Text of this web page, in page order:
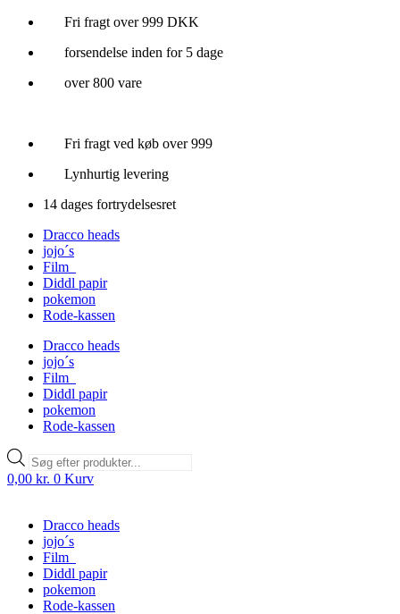
Videre
indhold
Fri fragt over 999 DKK
forsendelse inden for 5 dage
over 800 vare
Fri fragt ved køb over 999
Lynhurtig levering
14 dages fortrydelsesret
Dracco heads
jojo´s
Film
Diddl papir
pokemon
Rode-kassen
Dracco heads
jojo´s
Film
Diddl papir
pokemon
Rode-kassen
Products
search
0,00 kr. 0 Kurv
Dracco heads
jojo´s
Film
Diddl papir
pokemon
Rode-kassen